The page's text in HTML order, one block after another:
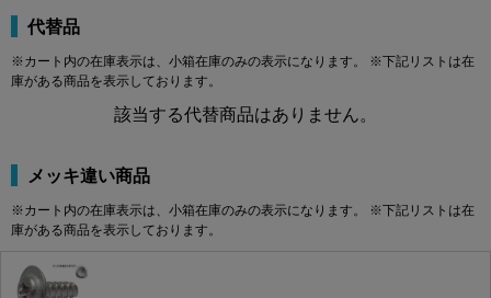
代替品
※カート内の在庫表示は、小箱在庫のみの表示になります。 ※下記リストは在
庫がある商品を表示しております。
該当する代替商品はありません。
メッキ違い商品
※カート内の在庫表示は、小箱在庫のみの表示になります。 ※下記リストは在
庫がある商品を表示しております。